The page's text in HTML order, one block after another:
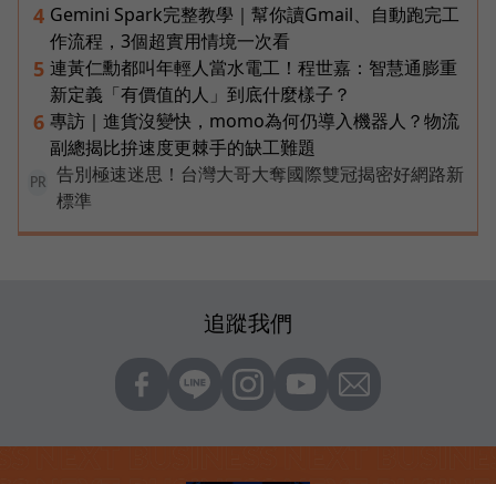
4 Gemini Spark完整教學｜幫你讀Gmail、自動跑完工
作流程，3個超實用情境一次看
5 連黃仁勳都叫年輕人當水電工！程世嘉：智慧通膨重
新定義「有價值的人」到底什麼樣子？
6 專訪｜進貨沒變快，momo為何仍導入機器人？物流
副總揭比拚速度更棘手的缺工難題
PR
告別極速迷思！台灣大哥大奪國際雙冠揭密好網路新
標準
追蹤我們